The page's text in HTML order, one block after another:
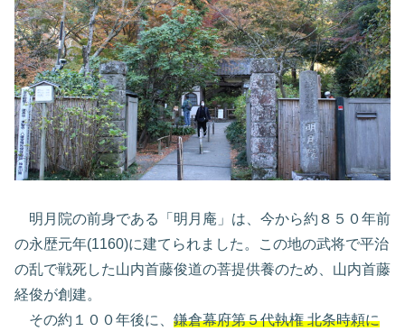
明月院の前身である「明月庵」は、今から約８５０年前
の永歴元年(1160)に建てられました。この地の武将で平治
の乱で戦死した山内首藤俊道の菩提供養のため、山内首藤
経俊が創建。
その約１００年後に、 鎌倉幕府第５代執権 北条時頼に